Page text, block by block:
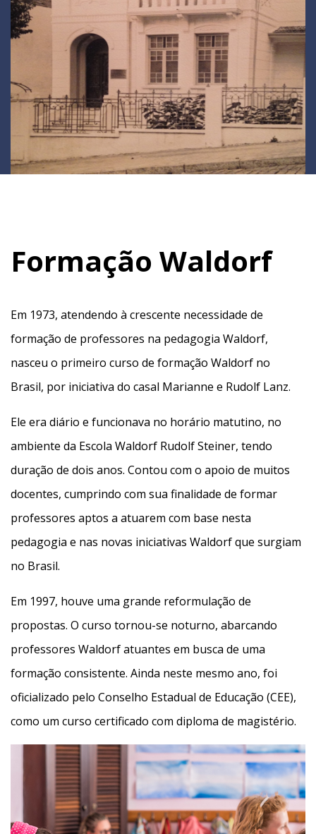
Formação Waldorf
Em 1973, atendendo à crescente necessidade de
formação de professores na pedagogia Waldorf,
nasceu o primeiro curso de formação Waldorf no
Brasil, por iniciativa do casal Marianne e Rudolf Lanz.
Ele era diário e funcionava no horário matutino, no
ambiente da Escola Waldorf Rudolf Steiner, tendo
duração de dois anos. Contou com o apoio de muitos
docentes, cumprindo com sua finalidade de formar
professores aptos a atuarem com base nesta
pedagogia e nas novas iniciativas Waldorf que surgiam
no Brasil.
Em 1997, houve uma grande reformulação de
propostas. O curso tornou-se noturno, abarcando
professores Waldorf atuantes em busca de uma
formação consistente. Ainda neste mesmo ano, foi
oficializado pelo Conselho Estadual de Educação (CEE),
como um curso certificado com diploma de magistério.